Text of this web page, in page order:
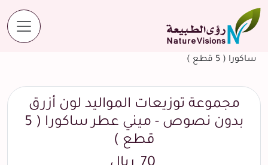
المنتجات
مجموعة توزيعات المواليد لون أزرق بدون نصوص - ميني عطر
ساكورا ( 5 قطع )
مجموعة توزيعات المواليد لون أزرق
بدون نصوص - ميني عطر ساكورا ( 5
قطع )